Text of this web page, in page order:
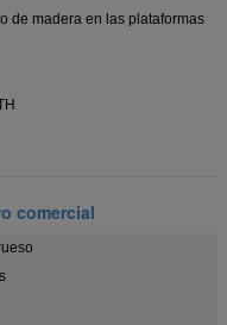
de madera en las plataformas
comercial